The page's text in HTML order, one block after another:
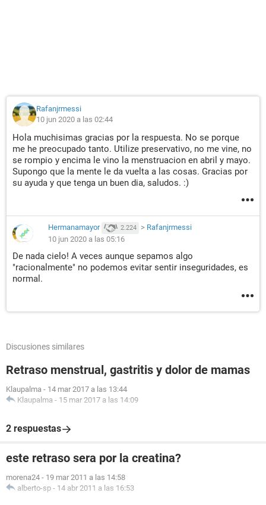
Rafanjrmessi
10 jun 2020 a las 02:44
Hola muchisimas gracias por la respuesta. No se porque
me he preocupado tanto. Utilize preservativo, no me vine, no
se rompio y encima le vino la menstruacion en abril y mayo.
Supongo que la mente le da vuelta a las cosas. Gracias por
su ayuda y que tenga un buen dia, saludos. :)
Hermanamayor 2.224 > Rafanjrmessi
10 jun 2020 a las 05:16
De nada cielo! A veces aunque sepamos algo
"racionalmente" no podemos evitar sentir inseguridades, es
normal.
Discusiones similares
Retraso menstrual, gastritis y dolor de mamas
Klaupalma - 14 mar 2017 a las 13:44
Klaupalma - 15 mar 2017 a las 14:09
2 respuestas
este retraso sera por la creatina?
morena24 - 19 mar 2011 a las 14:58
alberto-sp - 14 abr 2011 a las 16:53